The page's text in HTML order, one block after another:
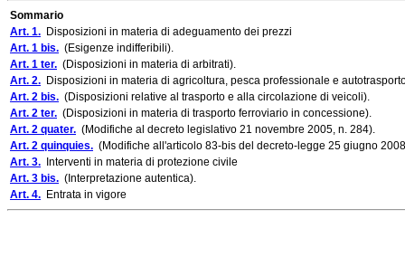
Sommario
Art. 1. Disposizioni in materia di adeguamento dei prezzi
Art. 1 bis. (Esigenze indifferibili).
Art. 1 ter. (Disposizioni in materia di arbitrati).
Art. 2. Disposizioni in materia di agricoltura, pesca professionale e
Art. 2 bis. (Disposizioni relative al trasporto e alla circolazione di veicoli).
Art. 2 ter. (Disposizioni in materia di trasporto ferroviario in concessione).
Art. 2 quater. (Modifiche al decreto legislativo 21 novembre 2005, n. 284).
Art. 2 quinquies. (Modifiche all'articolo 83-bis del decreto-legge 25 giugno
Art. 3. Interventi in materia di protezione civile
Art. 3 bis. (Interpretazione autentica).
Art. 4. Entrata in vigore